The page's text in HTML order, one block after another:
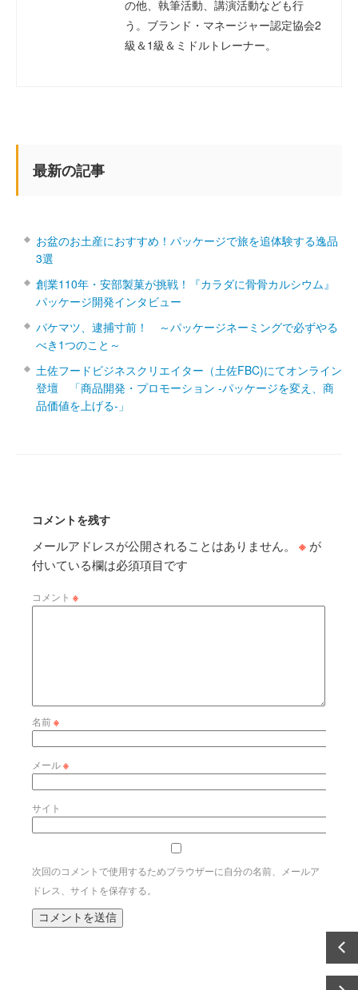
の他、執筆活動、講演活動なども行
う。ブランド・マネージャー認定協会2
級＆1級＆ミドルトレーナー。
最新の記事
お盆のお土産におすすめ！パッケージで旅を追体験する逸品
3選
創業110年・安部製菓が挑戦！『カラダに骨骨カルシウム』
パッケージ開発インタビュー
パケマツ、逮捕寸前！ ～パッケージネーミングで必ずやる
べき1つのこと～
土佐フードビジネスクリエイター（土佐FBC)にてオンライン
登壇 「商品開発・プロモーション ‐パッケージを変え、商
品価値を上げる‐」
コメントを残す
メールアドレスが公開されることはありません。 ※ が
付いている欄は必須項目です
コメント ※
名前※
メール※
サイト
次回のコメントで使用するためブラウザーに自分の名前、メールア
ドレス、サイトを保存する。